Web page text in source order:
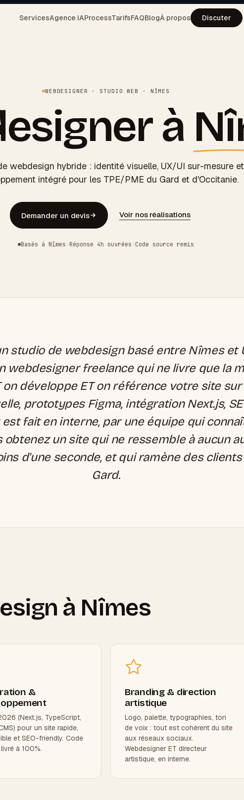
ServicesAgence IAProcessTarifsFAQBlogÀ propos Discuter
WEBDESIGNER · STUDIO WEB · NÎMES
à
webdesign hybride : identité visuelle, UX/UI sur-mesure et
intégré pour les TPE/PME du Gard et d'Occitanie.
Demander un devis Voir nos réalisations
Basés à Nîmes ·Réponse 4h ouvrées ·Code source remis
studio de webdesign basé entre Nîmes et
webdesigner freelance qui ne livre que la
on développe ET on référence votre site sur
prototypes Figma, intégration Next.js,
fait en interne, par une équipe qui
obtenez un site qui ne ressemble à aucun
d'une seconde, et qui ramène des
Gard.
à Nîmes
&
(Next.js, TypeScript,
pour un site rapide,
et SEO-friendly. Code
à 100%.
Branding & direction
artistique
Logo, palette, typographies, ton
de voix : tout est cohérent du site
aux réseaux sociaux.
Webdesigner ET directeur
artistique, en interne.